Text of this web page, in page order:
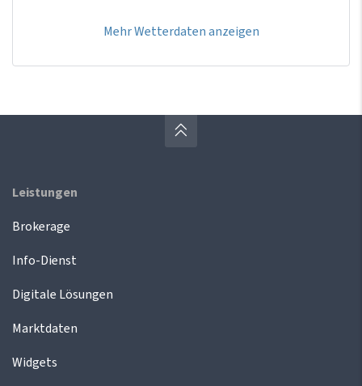
Mehr Wetterdaten anzeigen
Leistungen
Brokerage
Info-Dienst
Digitale Lösungen
Marktdaten
Widgets